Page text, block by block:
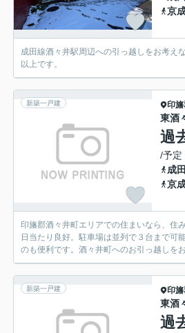
京
成田線酒々井駅周辺への引っ越しをお考
以上です。
新築一戸建 印
東酒
過
/予定
成
京
印旛郡酒々井町エリアでの住まいなら、
日当たり良好。駐車場は並列で３台まで可
のも便利です。酒々井町へのお引っ越しを
新築一戸建 印
東酒
過